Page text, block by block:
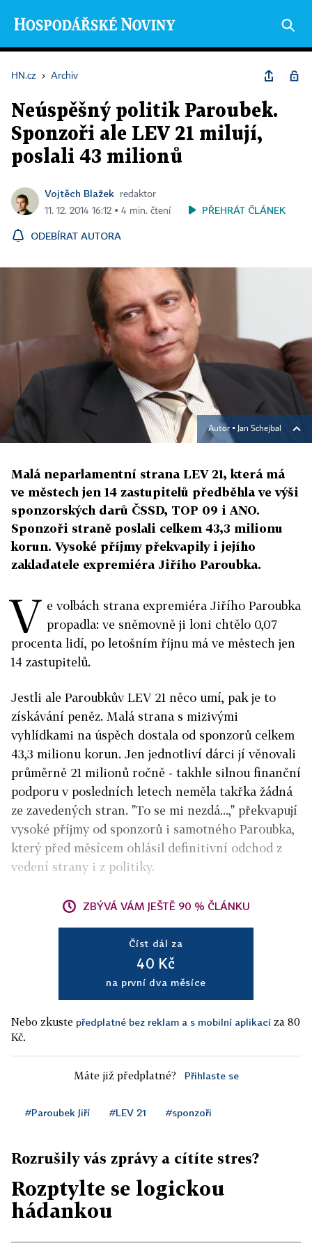
HN.cz › Archiv
Neúspěšný politik Paroubek.
Sponzoři ale LEV 21 milují,
poslali 43 milionů
Vojtěch Blažek
redaktor
11. 12. 2014 16:12 ▪ 4 min. čtení
PŘEHRÁT ČLÁNEK
ODEBÍRAT AUTORA
Autor ▪ Jan Schejbal
Malá neparlamentní strana LEV 21, která má
ve městech jen 14 zastupitelů předběhla ve výši
sponzorských darů ČSSD, TOP 09 i ANO.
Sponzoři straně poslali celkem 43,3 milionu
korun. Vysoké příjmy překvapily i jejího
zakladatele expremiéra Jiřího Paroubka.
V e volbách strana expremiéra Jiřího Paroubka
propadla: ve sněmovně ji loni chtělo 0,07
procenta lidí, po letošním říjnu má ve městech jen
14 zastupitelů.
Jestli ale Paroubkův LEV 21 něco umí, pak je to
získávání peněz. Malá strana s mizivými
vyhlídkami na úspěch dostala od sponzorů celkem
43,3 milionu korun. Jen jednotliví dárci jí věnovali
průměrně 21 milionů ročně - takhle silnou finanční
podporu v posledních letech neměla takřka žádná
ze zavedených stran. "To se mi nezdá...," překvapují
vysoké příjmy od sponzorů i samotného Paroubka,
který před měsícem ohlásil definitivní odchod z
vedení strany i z politiky.
ZBÝVÁ VÁM JEŠTĚ 90 % ČLÁNKU
Číst dál za
40 Kč
na první dva měsíce
Nebo zkuste předplatné bez reklam a s mobilní aplikací za 80
Kč.
Máte již předplatné? Přihlaste se
#Paroubek Jiří #LEV 21 #sponzoři
Rozrušily vás zprávy a cítíte stres?
Rozptylte se logickou
hádankou